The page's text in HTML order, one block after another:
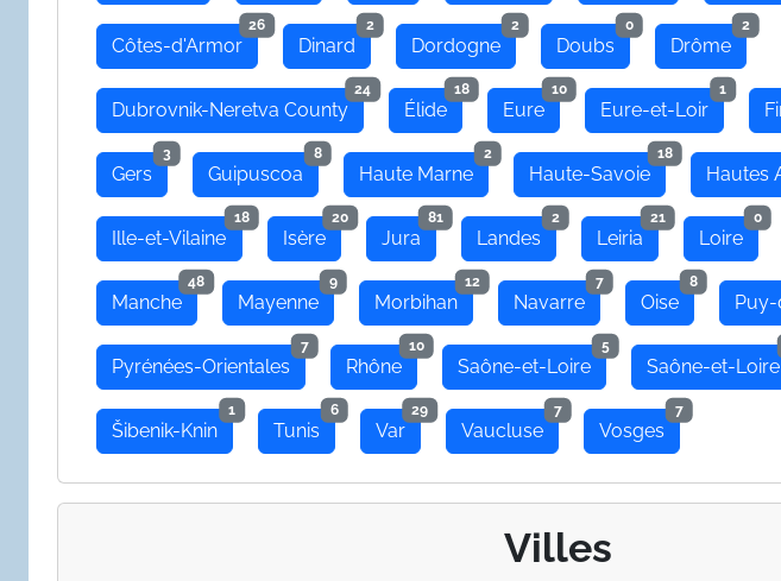
Côtes-d'Armor
26
Dinard
2
Dordogne
2
Doubs
0
Drôme
2
Dubrovnik-Neretva County
24
Élide
18
Eure
10
Eure-et-Loir
1
Gers
3
Guipuscoa
8
Haute Marne
2
Haute-Savoie
18
Hautes
Ille-et-Vilaine
18
Isère
20
Jura
81
Landes
2
Leiria
21
Loire
0
Manche
48
Mayenne
9
Morbihan
12
Navarre
7
Oise
8
Pyrénées-Orientales
7
Rhône
10
Saône-et-Loire
5
Saône-et-Loire
Šibenik-Knin
1
Tunis
6
Var
29
Vaucluse
7
Vosges
7
Villes